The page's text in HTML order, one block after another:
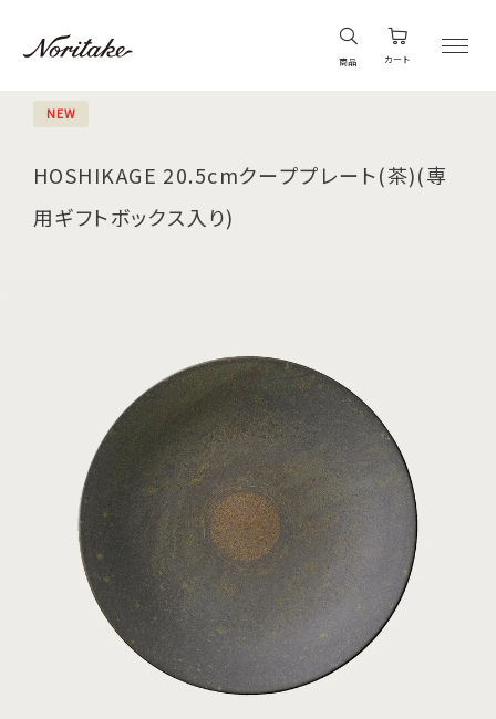
商品 カート
NEW
HOSHIKAGE 20.5cmクーププレート(茶)(専
用ギフトボックス入り)